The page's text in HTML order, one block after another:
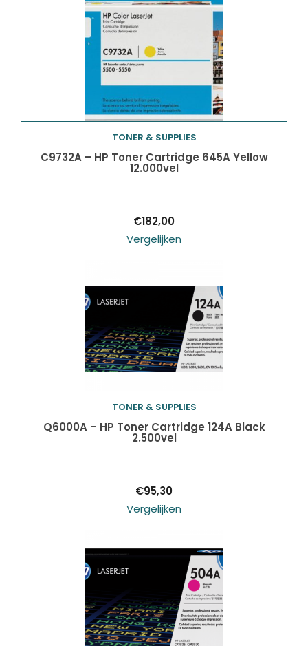
Toevoegen aan
TONER & SUPPLIES
C9732A – HP Toner Cartridge 645A Yellow
12.000vel
€182,00
Vergelijken
Toevoegen aan
TONER & SUPPLIES
Q6000A – HP Toner Cartridge 124A Black
2.500vel
€95,30
Vergelijken